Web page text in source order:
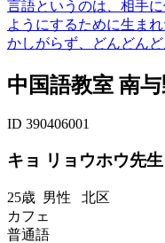
言語というのは、相手
ようにするために生ま
かしがらず、どんどん
中国語教室 南
ID 390406001
キョ リョウホウ先生
25歳 男性 北区
カフェ
普通語